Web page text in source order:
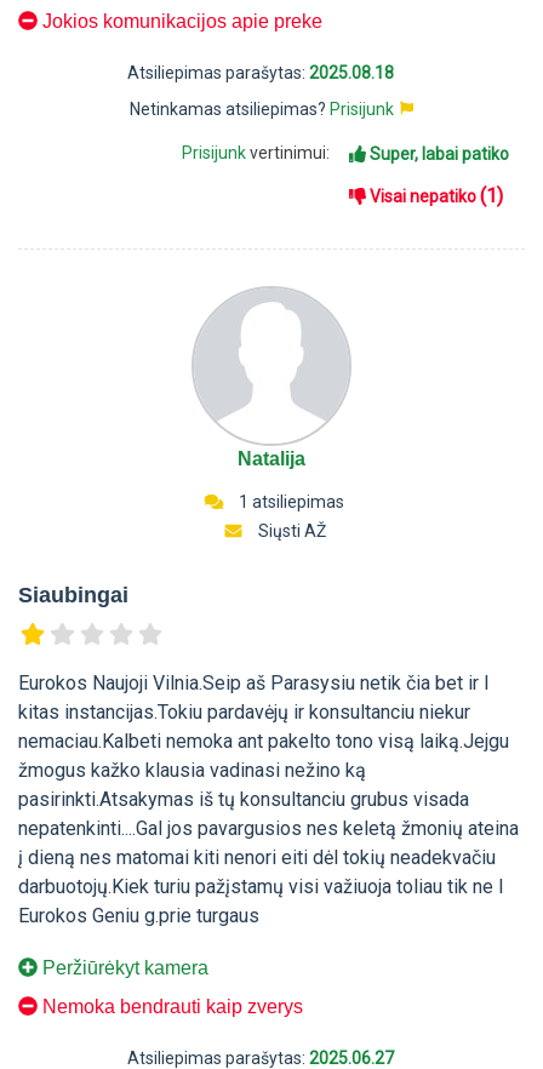
Jokios komunikacijos apie preke
Atsiliepimas parašytas: 2025.08.18
Netinkamas atsiliepimas? Prisijunk
Prisijunkvertinimui: Super, labai patiko
Visai nepatiko(1)
Natalija
1 atsiliepimas
Siųsti AŽ
Siaubingai
Eurokos Naujoji Vilnia.Seip aš Parasysiu netik čia bet ir I
kitas instancijas.Tokiu pardavėjų ir konsultanciu niekur
nemaciau.Kalbeti nemoka ant pakelto tono visą laiką.Jejgu
žmogus kažko klausia vadinasi nežino ką
pasirinkti.Atsakymas iš tų konsultanciu grubus visada
nepatenkinti....Gal jos pavargusios nes keletą žmonių ateina
į dieną nes matomai kiti nenori eiti dėl tokių neadekvačiu
darbuotojų.Kiek turiu pažįstamų visi važiuoja toliau tik ne I
Eurokos Geniu g.prie turgaus
Peržiūrėkyt kamera
Nemoka bendrauti kaip zverys
Atsiliepimas parašytas: 2025.06.27